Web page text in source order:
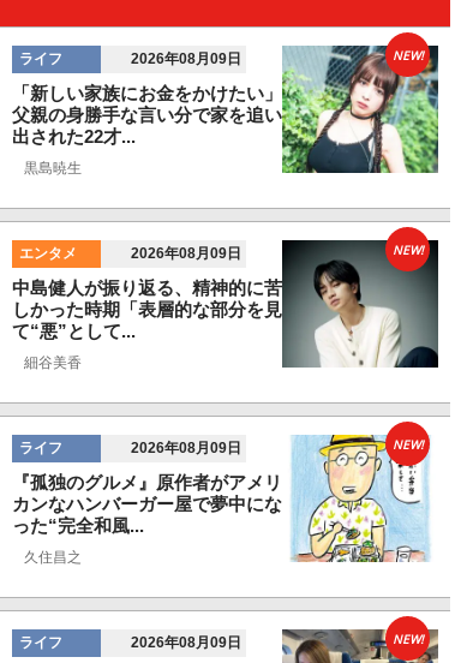
ライフ 2026年08月09日
「新しい家族にお金をかけたい」
父親の身勝手な言い分で家を追い
出された22才...
黒島暁生
NEW!
エンタメ 2026年08月09日
中島健人が振り返る、精神的に苦
しかった時期「表層的な部分を見
て“悪”として...
細谷美香
NEW!
ライフ 2026年08月09日
『孤独のグルメ』原作者がアメリ
カンなハンバーガー屋で夢中にな
った“完全和風...
久住昌之
NEW!
ライフ 2026年08月09日 NEW!